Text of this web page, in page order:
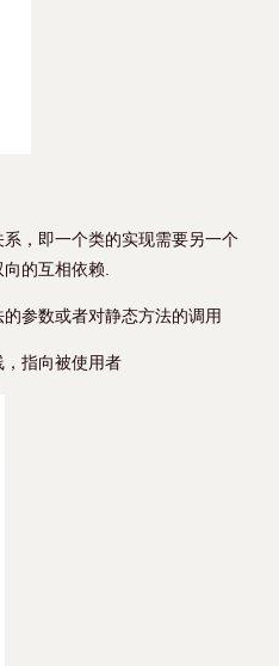
系，即一个类的实现需要另一个
的互相依赖.
的参数或者对静态方法的调用
，指向被使用者